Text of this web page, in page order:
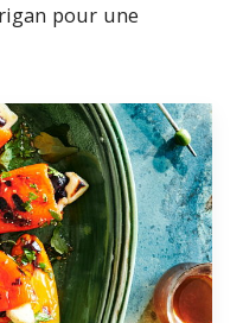
pour une